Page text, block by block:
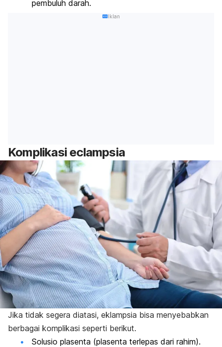
pembuluh darah.
Iklan
Komplikasi eclampsia
Jika tidak segera diatasi, eklampsia bisa menyebabkan
berbagai komplikasi seperti berikut.
Solusio plasenta (plasenta terlepas dari rahim).